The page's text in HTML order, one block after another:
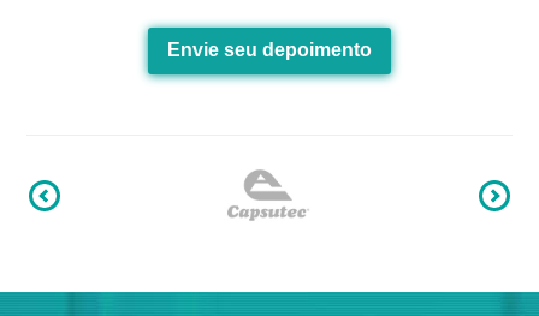
Envie seu depoimento